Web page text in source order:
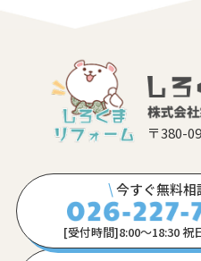
〒380-
\今すぐ無料相
[受付時間]8:00〜18:30 祝